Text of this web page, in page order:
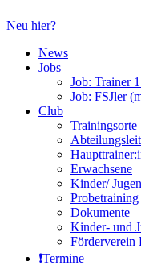
Neu hier?
News
Jobs
Job: Trainer
Job: FSJler
Club
Trainingsorte
Erwachsene
Kinder/
Probetraining
Dokumente
Kinder- und
Förderverein
❗️Termine